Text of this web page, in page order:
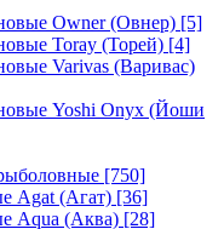
Owner (Овнер) [5]
Toray (Торей) [4]
Varivas (Варивас)
Yoshi Onyx (Йоши
[750]
Agat (Агат) [36]
Aqua (Аква) [28]